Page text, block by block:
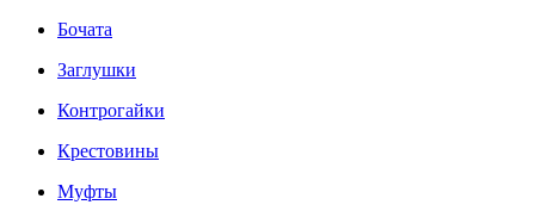
Бочата
Заглушки
Контрогайки
Крестовины
Муфты